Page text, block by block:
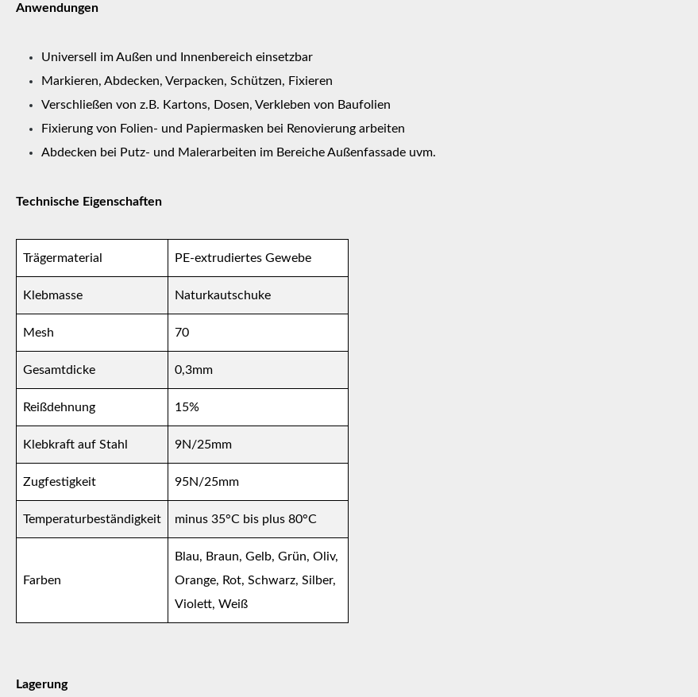
Anwendungen
Universell im Außen und Innenbereich einsetzbar
Markieren, Abdecken, Verpacken, Schützen, Fixieren
Verschließen von z.B. Kartons, Dosen, Verkleben von Baufolien
Fixierung von Folien- und Papiermasken bei Renovierung arbeiten
Abdecken bei Putz- und Malerarbeiten im Bereiche Außenfassade uvm.
Technische Eigenschaften
Trägermaterial PE-extrudiertes Gewebe
Klebmasse Naturkautschuke
Mesh 70
Gesamtdicke 0,3mm
Reißdehnung 15%
Klebkraft auf Stahl 9N/25mm
Zugfestigkeit 95N/25mm
Temperaturbeständigkeit minus 35°C bis plus 80°C
Farben
Blau, Braun, Gelb, Grün, Oliv,
Orange, Rot, Schwarz, Silber,
Violett, Weiß
Lagerung